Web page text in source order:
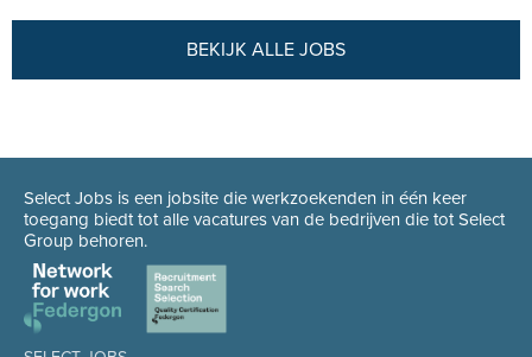
BEKIJK ALLE JOBS
Select Jobs is een jobsite die werkzoekenden in één keer
toegang biedt tot alle vacatures van de bedrijven die tot Select
Group behoren.